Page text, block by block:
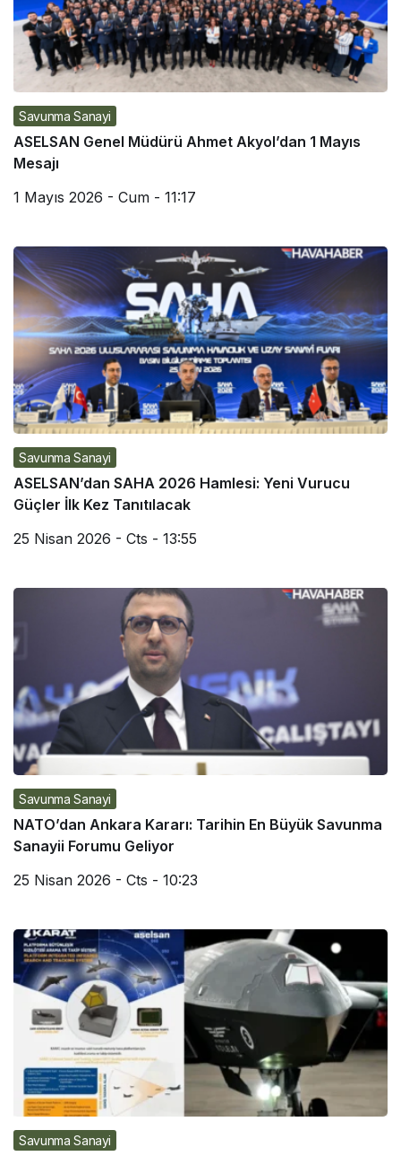
Savunma Sanayi
ASELSAN Genel Müdürü Ahmet Akyol’dan 1 Mayıs
Mesajı
1 Mayıs 2026 - Cum - 11:17
Savunma Sanayi
ASELSAN’dan SAHA 2026 Hamlesi: Yeni Vurucu
Güçler İlk Kez Tanıtılacak
25 Nisan 2026 - Cts - 13:55
Savunma Sanayi
NATO’dan Ankara Kararı: Tarihin En Büyük Savunma
Sanayii Forumu Geliyor
25 Nisan 2026 - Cts - 10:23
Savunma Sanayi